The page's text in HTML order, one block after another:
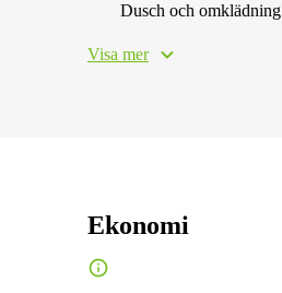
Dusch och omklädning
Visa mer
Ekonomi